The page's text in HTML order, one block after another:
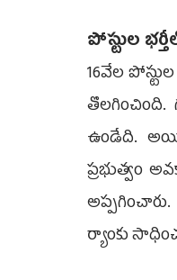
పోస్టుల
16వేల
తొలగించింది.
ఉండేది.
ప్రభుత్వం
ర్యాంకు